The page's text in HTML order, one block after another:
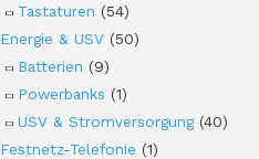
Tastaturen (54)
Energie & USV (50)
Batterien (9)
Powerbanks (1)
USV & Stromversorgung (40)
Festnetz-Telefonie (1)